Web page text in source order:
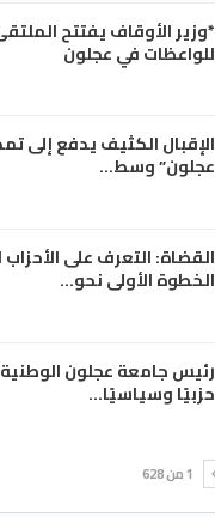
*وزير الأوقاف يفتتح
للواعظات في عجلون
الإقبال الكثيف يدفع إلى
عجلون” وسط…
القضاة: التعرف على
الخطوة الأولى نحو…
رئيس جامعة عجلون الوطنية
حزبيًا وسياسيًا…
1 من 628